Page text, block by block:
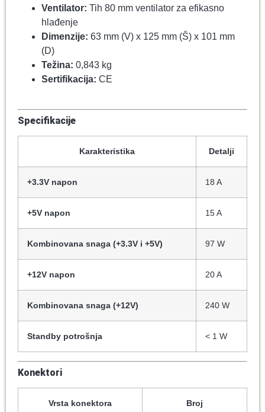
Ventilator: Tih 80 mm ventilator za efikasno
hlađenje
Dimenzije: 63 mm (V) x 125 mm (Š) x 101 mm
(D)
Težina: 0,843 kg
Sertifikacija: CE
Specifikacije
Karakteristika Detalji
+3.3V napon 18 A
+5V napon 15 A
Kombinovana snaga (+3.3V i +5V) 97 W
+12V napon 20 A
Kombinovana snaga (+12V) 240 W
Standby potrošnja < 1 W
Konektori
Vrsta konektora Broj